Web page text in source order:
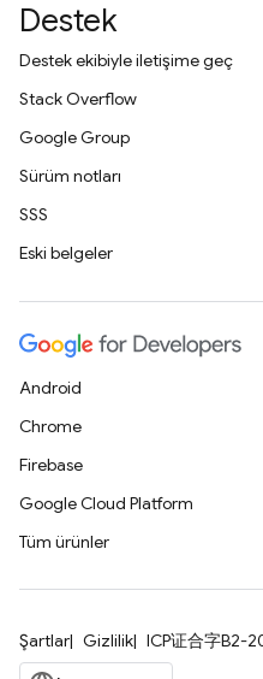
Destek
Destek ekibiyle iletişime geç
Stack Overflow
Google Group
Sürüm notları
SSS
Eski belgeler
Android
Chrome
Firebase
Google Cloud Platform
Tüm ürünler
Şartlar Gizlilik ICP证合字B2-